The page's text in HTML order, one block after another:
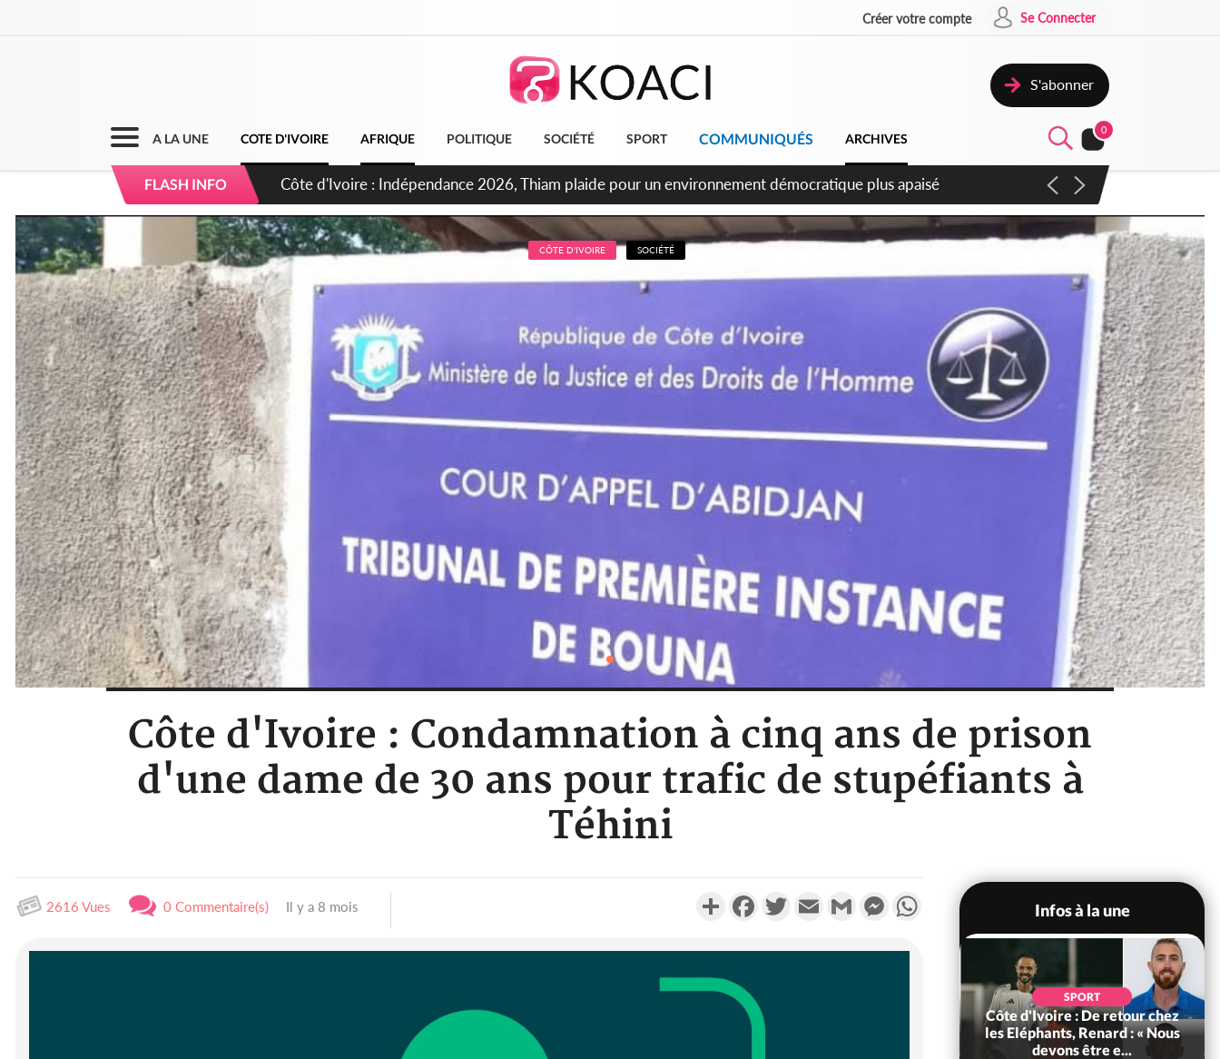
Créer votre compte Se Connecter
S'abonner
A LA UNE COTE D'IVOIRE AFRIQUE POLITIQUE SOCIÉTÉ SPORT COMMUNIQUÉS ARCHIVES
0
FLASH INFO Côte d'Ivoire : Concours INFAS 2026, les convocations seront disponibles à compter du samedi
CÔTE D'IVOIRE SOCIÉTÉ
Côte d'Ivoire : Condamnation à cinq ans de prison
d'une dame de 30 ans pour trafic de stupéfiants à
Téhini
2616 Vues 0 Commentaire(s) Il y a 8 mois PartagerFacebookTwitterEmail Gmail MessengerWhatsApp
Infos à la une
l'Indépendance, les Forces de
SPORT
Côte d'Ivoire : De retour chez
les Eléphants, Renard : « Nous
devons être e...